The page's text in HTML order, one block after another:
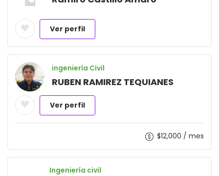
Ver perfil
ingeniería Civil
RUBEN RAMIREZ TEQUIANES
Ver perfil
$12,000 / mes
Ingeniería civil